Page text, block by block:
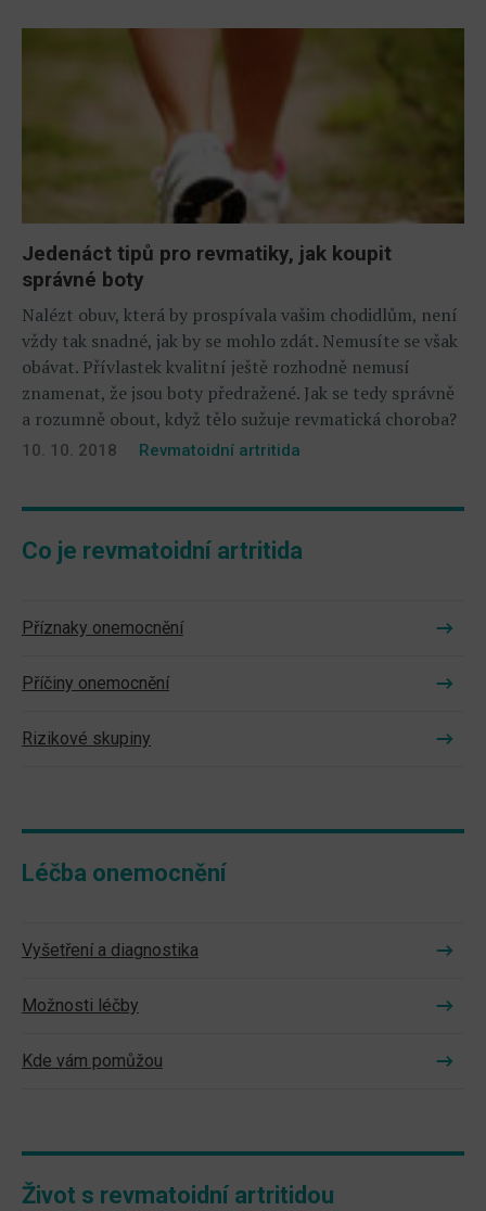
Jedenáct tipů pro revmatiky, jak koupit
správné boty
Nalézt obuv, která by prospívala vašim chodidlům, není
vždy tak snadné, jak by se mohlo zdát. Nemusíte se však
obávat. Přívlastek kvalitní ještě rozhodně nemusí
znamenat, že jsou boty předražené. Jak se tedy správně
a rozumně obout, když tělo sužuje revmatická choroba?
10. 10. 2018 Revmatoidní artritida
Co je revmatoidní artritida
Příznaky onemocnění
Příčiny onemocnění
Rizikové skupiny
Léčba onemocnění
Vyšetření a diagnostika
Možnosti léčby
Kde vám pomůžou
Život s revmatoidní artritidou